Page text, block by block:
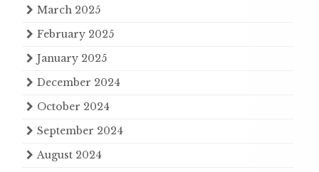
March 2025
February 2025
January 2025
December 2024
October 2024
September 2024
August 2024